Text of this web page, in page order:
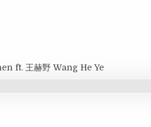
ft. 王赫野 Wang He Ye